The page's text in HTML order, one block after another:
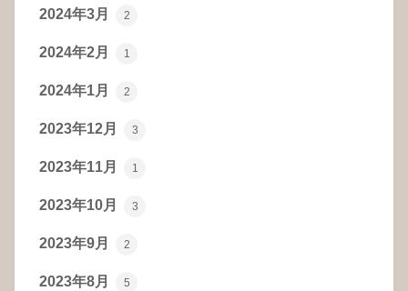
2024年3月 2
2024年2月 1
2024年1月 2
2023年12月 3
2023年11月 1
2023年10月 3
2023年9月 2
2023年8月 5